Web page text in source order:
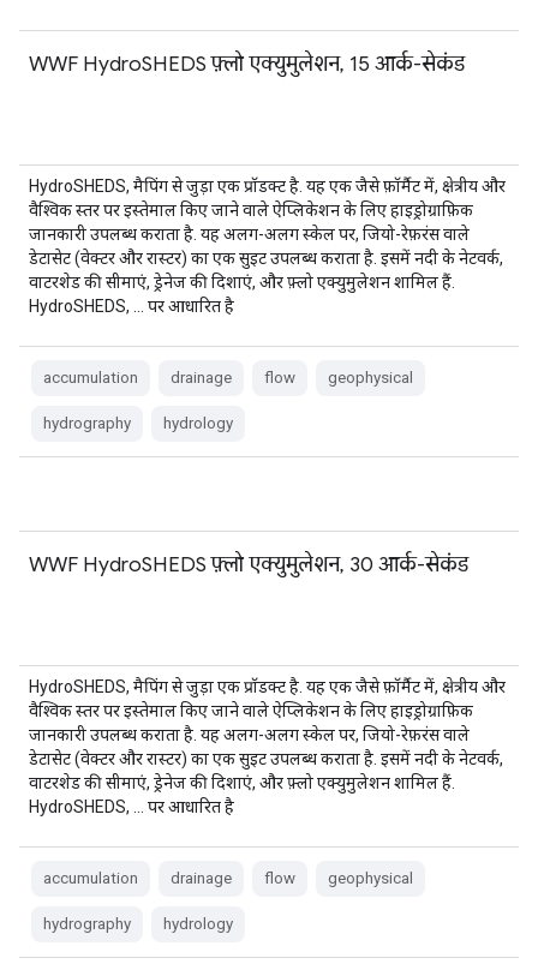
WWF HydroSHEDS फ़्लो एक्युमुलेशन, 15 आर्क-सेकंड
HydroSHEDS, मैपिंग से जुड़ा एक प्रॉडक्ट है. यह एक जैसे फ़ॉर्मैट में, क्षेत्रीय और
वैश्विक स्तर पर इस्तेमाल किए जाने वाले ऐप्लिकेशन के लिए हाइड्रोग्राफ़िक
जानकारी उपलब्ध कराता है. यह अलग-अलग स्केल पर, जियो-रेफ़रंस वाले
डेटासेट (वेक्टर और रास्टर) का एक सुइट उपलब्ध कराता है. इसमें नदी के नेटवर्क,
वाटरशेड की सीमाएं, ड्रेनेज की दिशाएं, और फ़्लो एक्युमुलेशन शामिल हैं.
HydroSHEDS, … पर आधारित है
accumulation drainage flow geophysical
hydrography hydrology
WWF HydroSHEDS फ़्लो एक्युमुलेशन, 30 आर्क-सेकंड
HydroSHEDS, मैपिंग से जुड़ा एक प्रॉडक्ट है. यह एक जैसे फ़ॉर्मैट में, क्षेत्रीय और
वैश्विक स्तर पर इस्तेमाल किए जाने वाले ऐप्लिकेशन के लिए हाइड्रोग्राफ़िक
जानकारी उपलब्ध कराता है. यह अलग-अलग स्केल पर, जियो-रेफ़रंस वाले
डेटासेट (वेक्टर और रास्टर) का एक सुइट उपलब्ध कराता है. इसमें नदी के नेटवर्क,
वाटरशेड की सीमाएं, ड्रेनेज की दिशाएं, और फ़्लो एक्युमुलेशन शामिल हैं.
HydroSHEDS, … पर आधारित है
accumulation drainage flow geophysical
hydrography hydrology